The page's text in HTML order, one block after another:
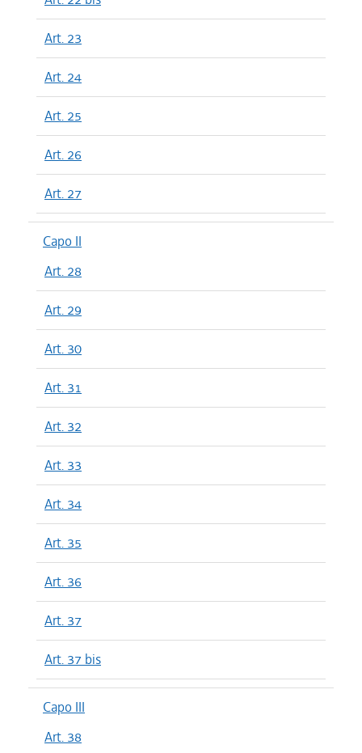
Art. 23
Art. 24
Art. 25
Art. 26
Art. 27
Capo II
Art. 28
Art. 29
Art. 30
Art. 31
Art. 32
Art. 33
Art. 34
Art. 35
Art. 36
Art. 37
Art. 37 bis
Capo III
Art. 38